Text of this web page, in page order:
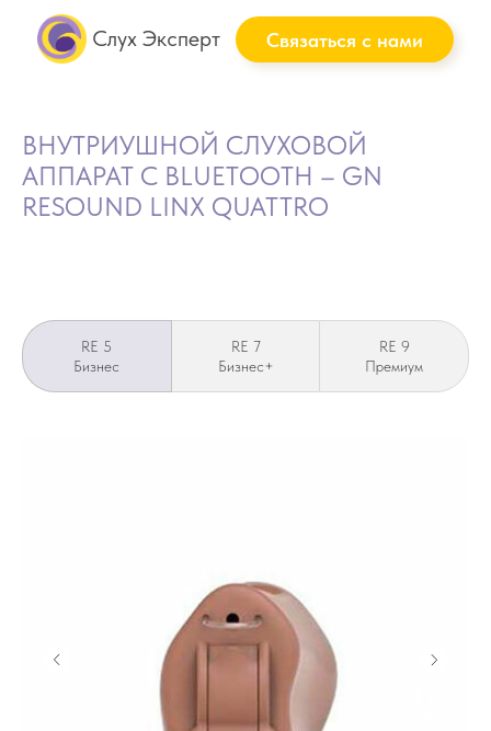
Связаться с нами
Слух Эксперт
ВНУТРИУШНОЙ СЛУХОВОЙ
АППАРАТ C BLUETOOTH – GN
RESOUND LINX QUATTRO
RE 5
Бизнес
RE 7
Бизнес+
RE 9
Премиум